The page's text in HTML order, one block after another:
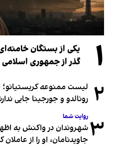
۱
یکی از بستگان
گذر از جمهوری
۲ رونالدو و جورجینا جایی
۳ روایت شما
شهروندان در واکنش به
جاویدنامان، او را از